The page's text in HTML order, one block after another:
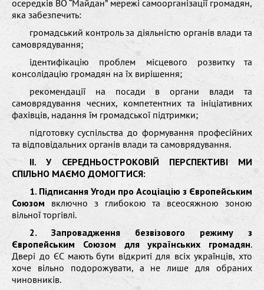
осередків ВО “Майдан” мережі самоорганізації громадян,
яка забезпечить:
громадський контроль за діяльністю органів влади та
самоврядування;
ідентифікацію проблем місцевого розвитку та
консолідацію громадян на їх вирішення;
рекомендації на посади в органи влади та
самоврядування чесних, компетентних та ініціативних
фахівців, надання їм громадської підтримки;
підготовку суспільства до формування професійних
та відповідальних органів влади та самоврядування.
ІІ. У СЕРЕДНЬОСТРОКОВІЙ ПЕРСПЕКТИВІ МИ
СПІЛЬНО МАЄМО ДОМОГТИСЯ:
1. Підписання Угоди про Асоціацію з Європейським
Союзомвключно з глибокою та всеосяжною зоною
вільної торгівлі.
2. Запровадження безвізового режиму з
Європейським Союзом для українських громадян.
Двері до ЄС мають бути відкриті для всіх українців, хто
хоче вільно подорожувати, а не лише для обраних
чиновників.